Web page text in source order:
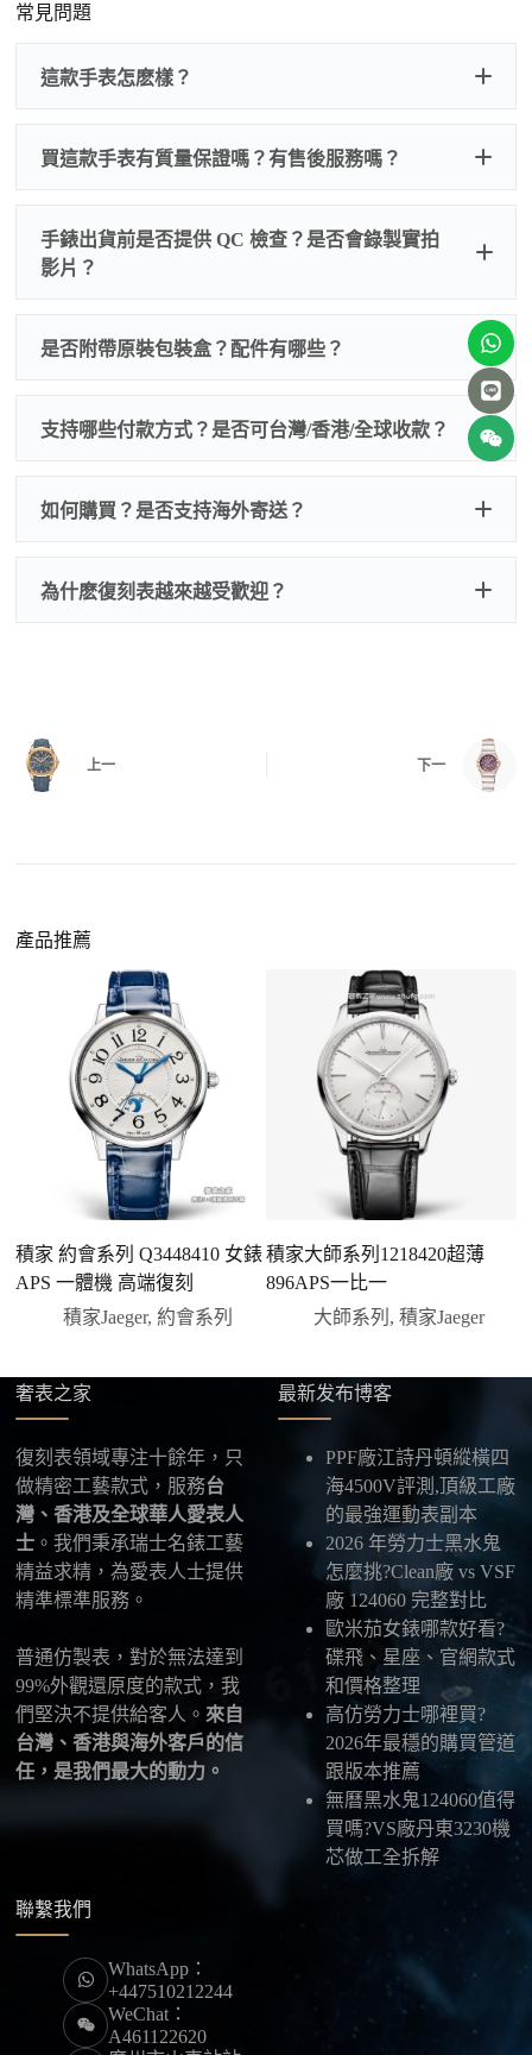
常見問題
這款手表怎麽樣？
買這款手表有質量保證嗎？有售後服務嗎？
為事故，免費維修三年
人為事故我們只收更換配件
的費用，配件很便宜，大多數兩位數，貴一點也就一
手錶出貨前是否提供 QC 檢查？是否會錄製實拍
影片？
QC 品
質檢查
度、錶帶等部位是否完好無瑕、貼合緊密。
是否有異音，再根據款式進行上弦與功能測試。
給您確認，確定沒有問題後才會安排出貨。
是否附帶原裝包裝盒？配件有哪些？
我們默認會提供普通盒子，如果需要原裝盒子可
以找我們搭配，選擇原裝盒子附屬配件：原裝盒
如是鋼帶手錶會贈送拆錶帶工具。
注：部分原裝盒子需要加錢購買，價格也不貴。
支持哪些付款方式？是否可台灣/香港/全球收款？
交易方式
如何購買？是否支持海外寄送？
請先透過網站上的聯繫方式與我們取得聯繫，將您感
們會先幫您確認版本與實際價格。
二、確認款式與價格
客服會與您確認品牌、尺寸、顏色、配件等細節，如
有現貨會直接幫您預留；若需要排單，我們也會事先
說明大約出貨時間。
三、安排付款方式
您可以選擇先付少量訂金預留貨品，餘款在出貨
前或收到實拍照片後再支付；也可以一次性全額
付款，我們會在原有價格基礎上盡量幫您爭取更
優惠的方案。部分地區可協助安排較安全的到付
方式，具體以當下說明為準。
確認款式與付款後，把收件人姓名、地址及聯絡方式
發給我們，我們會為您選擇合適的物流公司，全程提
供最新物流資訊與查件連結。
五、海外寄送說明
本店支援寄送至香港、澳門、台灣、欧美以及其他海
外地區
，運費會依照目的地與物流方案另行報價，客
服在出貨前會跟您確認清楚。
最後：喜歡就別拖太久，有些熱門款現貨數量有
限，早一步確認，就能早一點戴上喜歡的腕錶。
為什麽復刻表越來越受歡迎？
：以原裝價格的十分之一即可享受相
同外觀與佩戴質感。
合日常通勤與旅行佩戴。
上一 下一
產品推薦
積家 約會系列 Q3448410 女錶
APS 一體機 高端復刻
積家Jaeger,約會系列
積家大師系列1218420超薄
896APS一比一
大師系列 , 積家Jaeger
奢表之家
復刻表領域專注十餘年，只
做精密工藝款式，服務台
灣、香港及全球華人愛表人
士 。我們秉承瑞士名錶工藝
精益求精，為愛表人士提供
精準標準服務。
普通仿製表，對於無法達到
99%外觀還原度的款式，我
們堅決不提供給客人。 來自
台灣、香港與海外客戶的信
任，是我們最大的動力。
最新发布博客
PPF廠江詩丹頓縱橫四
海4500V評測,頂級工廠
的最強運動表副本
2026 年勞力士黑水鬼
怎麼挑?Clean廠 vs VSF
廠 124060 完整對比
歐米茄女錶哪款好看?
碟飛、星座、官網款式
和價格整理
高仿勞力士哪裡買?
2026年最穩的購買管道
跟版本推薦
無曆黑水鬼124060值得
買嗎?VS廠丹東3230機
芯做工全拆解
聯繫我們
WhatsApp：
+447510212244
WeChat：
A461122620